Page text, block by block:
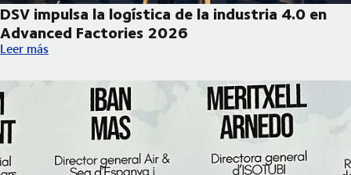
DSV impulsa la logística de la industria 4.0 en
Advanced Factories 2026
DSV impulsa la logística de la industria 4.0 en Advanced
Leer más